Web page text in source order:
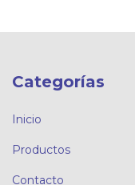
Categorías
Inicio
Productos
Contacto